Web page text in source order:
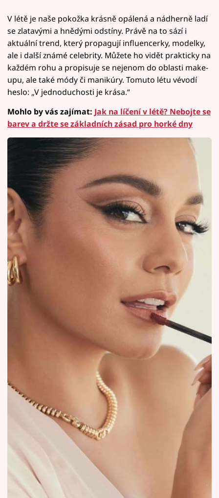
V létě je naše pokožka krásně opálená a nádherně ladí
se zlatavými a hnědými odstíny. Právě na to sází i
aktuální trend, který propagují influencerky, modelky,
ale i další známé celebrity. Můžete ho vidět prakticky na
každém rohu a propisuje se nejenom do oblasti make-
upu, ale také módy či manikúry. Tomuto létu vévodí
heslo: „V jednoduchosti je krása.“
Mohlo by vás zajímat: Jak na líčení v létě? Nebojte se
barev a držte se základních zásad pro horké dny